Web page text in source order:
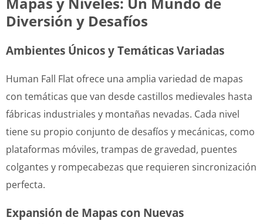
Diversión y Desafíos
Ambientes Únicos y Temáticas Variadas
Human Fall Flat ofrece una amplia variedad de mapas
con temáticas que van desde castillos medievales hasta
fábricas industriales y montañas nevadas. Cada nivel
tiene su propio conjunto de desafíos y mecánicas, como
plataformas móviles, trampas de gravedad, puentes
colgantes y rompecabezas que requieren sincronización
perfecta.
Expansión de Mapas con Nuevas